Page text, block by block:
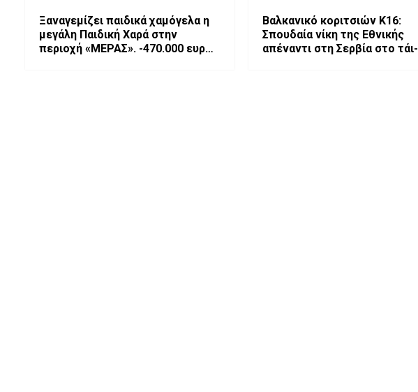
Ξαναγεμίζει παιδικά χαμόγελα η
μεγάλη Παιδική Χαρά στην
περιοχή «ΜΕΡΑΣ». -470.000 ευρώ
Βαλκανικό κοριτσιών Κ16:
Σπουδαία νίκη της Εθνικής
απέναντι στη Σερβία στο τάι-